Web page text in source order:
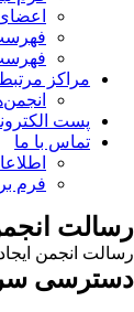
مراکز
پست
تماس با ما
فرم
رسالت
رسالت انجمن
دسترسی